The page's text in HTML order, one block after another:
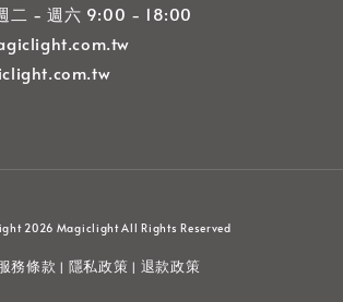
二 - 週六 9:00 - 18:00
2026 Magiclight All Rights Reserved
務條款 | 隱私政策 | 退款政策